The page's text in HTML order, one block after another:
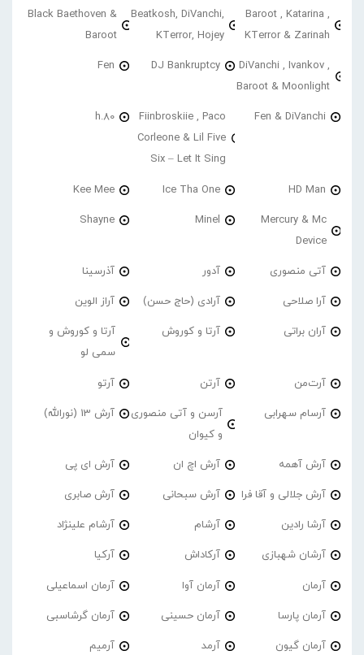
Baroot , Katarina ,
KTerror & Zarinah
Beatkosh, DiVanchi,
KTerror, Hojey
Black Baethoven &
Baroot
DiVanchi , Ivankov ,
Baroot & Moonlight
DJ Bankruptcy
Fen
Fen & DiVanchi
Fiinbroskiie , Paco
Corleone & Lil Five
Six – Let It Sing
h.80
HD Man
Ice Tha One
Kee Mee
Mercury & Mc
Device
Minel
Shayne
آتی منصوری آدور آذرسینا
آرا صلاحی آرادی (حاج حسن) آراز الوین
آران براتی آرتا و کوروش
آرتا و کوروش و
سمی لو
آرت‌من آرتن آرتو
آرسام سهرابی
آرسن و آتی منصوری
و کیوان
آرش 13 (نورالله)
آرش آهمه آرش اچ ان آرش ای پی
آرش جلالی و آقا فرا آرش سبحانی آرش صابری
آرشا رادین آرشام آرشام علینژاد
آرشان شهبازی آرکاداش آرکیا
آرمان آرمان آوا آرمان اسماعیلی
آرمان پارسا آرمان حسینی آرمان گرشاسبی
آرمان گیون آرمد آرمیم